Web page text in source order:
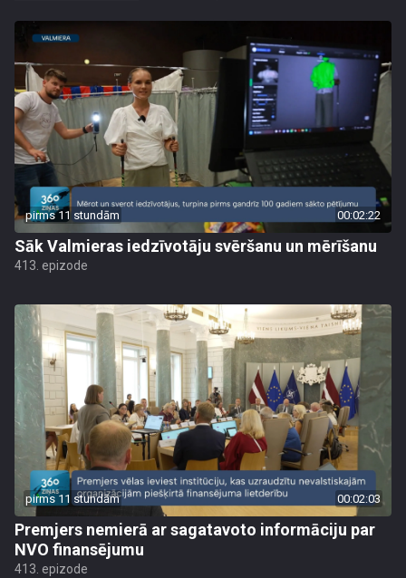
pirms 11 stundām 00:02:22
Sāk Valmieras iedzīvotāju svēršanu un mērīšanu
413. epizode
pirms 11 stundām 00:02:03
Premjers nemierā ar sagatavoto informāciju par
NVO finansējumu
413. epizode